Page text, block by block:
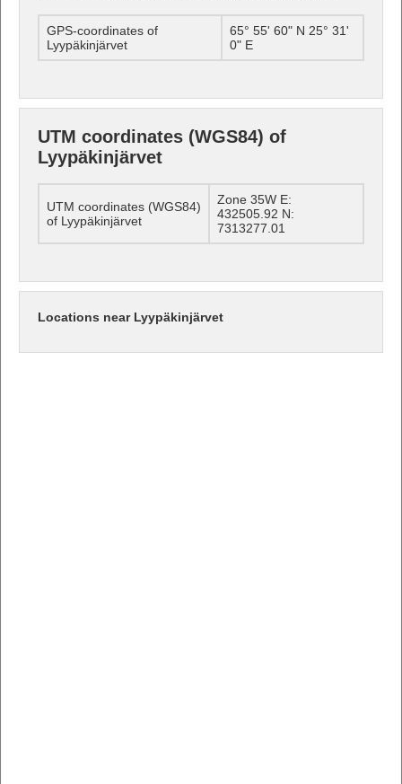
GPS-coordinates of
Lyypäkinjärvet
65° 55' 60" N 25° 31'
0" E
UTM coordinates (WGS84) of
Lyypäkinjärvet
UTM coordinates (WGS84)
of Lyypäkinjärvet
Zone 35W E:
432505.92 N:
7313277.01
Locations near Lyypäkinjärvet